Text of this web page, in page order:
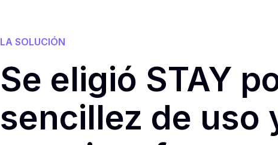
LA SOLUCIÓN
Se eligió STAY
sencillez de uso